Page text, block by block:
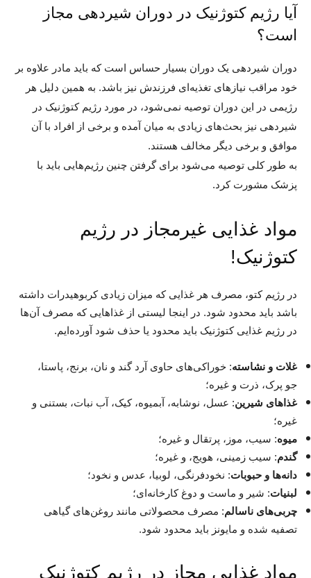
آیا رژیم کتوژنیک در دوران شیردهی مجاز
است؟
دوران شیردهی یک دوران بسیار حساس است که باید مادر علاوه بر
خود مراقب نیازهای تغذیه‌ای فرزندش نیز باشد. به همین دلیل هر
رژیمی در این دوران توصیه نمی‌شود، در مورد رژیم کتوژنیک در
شیردهی نیز بحث‌های زیادی به میان آمده و برخی از افراد با آن
موافق و برخی دیگر مخالف هستند.
به طور کلی توصیه می‌شود برای گرفتن چنین رژیم‌هایی باید با
پزشک مشورت کرد.
مواد غذایی غیرمجاز در رژیم
کتوژنیک!
در رژیم کتو، مصرف هر غذایی که میزان زیادی کربوهیدرات داشته
باشد باید محدود شود. در اینجا لیستی از غذاهایی که مصرف آن‌ها
در رژیم غذایی کتوژنیک باید محدود یا حذف شود آورده‌ایم.
غلات و نشاسته: خوراکی‌های حاوی آرد گند و نان، برنج، پاستا،
جو پرک، ذرت و غيره؛
غذاهای شیرین: عسل، نوشابه، آبمیوه، کیک، آب نبات، بستنی و
غیره؛
میوه: سیب، موز، پرتقال و غیره؛
گندم: سیب زمینی، هویج، و غیره؛
دانه‌ها و حبوبات: نخودفرنگی، لوبیا، عدس و نخود؛
لبنیات: شیر و ماست و دوغ کارخانه‌ای؛
چربی‌های ناسالم: مصرف محصولاتی مانند روغن‌های گیاهی
تصفیه شده و مایونز باید محدود شود.
مواد غذایی مجاز در رژیم کتوژنیک